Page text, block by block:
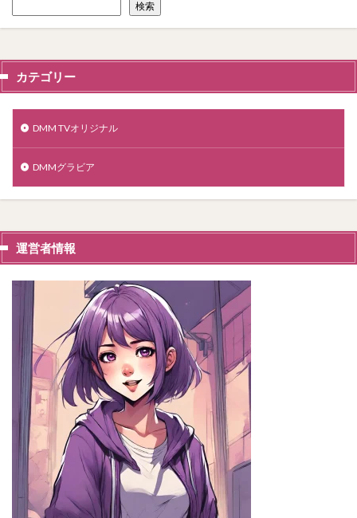
検索
カテゴリー
DMM TVオリジナル
DMMグラビア
運営者情報